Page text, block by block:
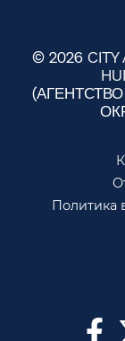
© 2026 CITY
Политика